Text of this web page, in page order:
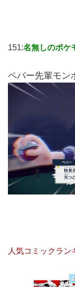
151:名無しのポケ
ペパー先輩モン
人気コミックラン